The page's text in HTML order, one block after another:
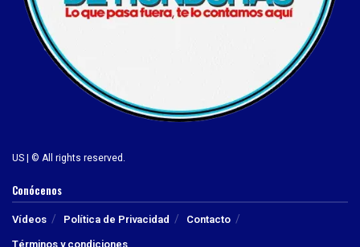
US | © All rights reserved.
Conócenos
Vídeos Política de Privacidad
Contacto